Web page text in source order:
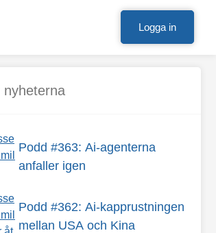
Logga in
nyheterna
Podd #363: Ai-agenterna
anfaller igen
Podd #362: Ai-kapprustningen
mellan USA och Kina